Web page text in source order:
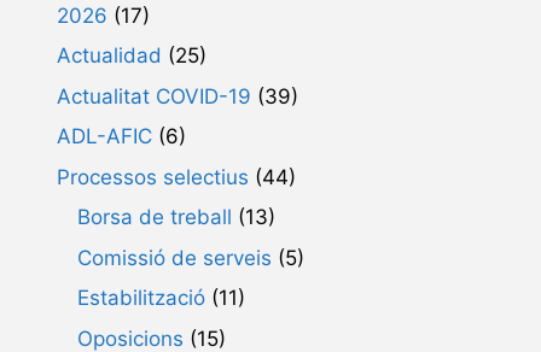
2026 (17)
Actualidad (25)
Actualitat COVID-19 (39)
ADL-AFIC (6)
Processos selectius (44)
Borsa de treball (13)
Comissió de serveis (5)
Estabilització (11)
Oposicions (15)